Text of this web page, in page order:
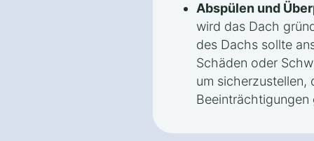
Abspülen und
wird das Dach
des Dachs sollte
Schäden oder
um sicherzustellen,
Beeinträchtigungen